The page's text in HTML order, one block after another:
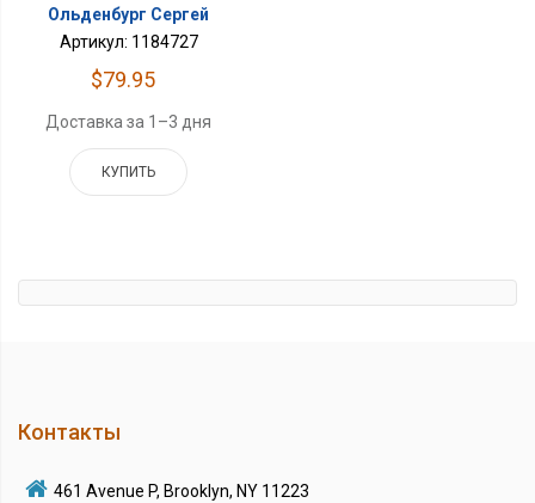
Ольденбург Сергей
Артикул: 1184727
$79.95
Доставка за 1–3 дня
КУПИТЬ
Контакты
461 Avenue P, Brooklyn, NY 11223